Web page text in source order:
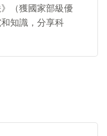
（獲國家部級優
知識，分享科